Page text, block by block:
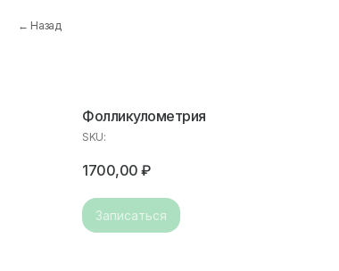
Назад
Фолликулометрия
SKU:
1700,00 ₽
Записаться